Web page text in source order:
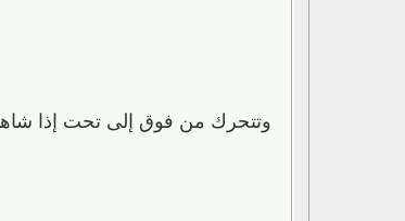
وتتحرك من فوق إلى تحت إذا